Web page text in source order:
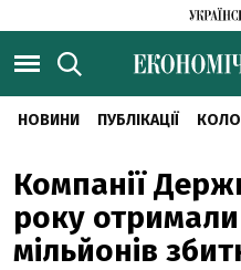
НОВИНИ ПУБЛІКАЦІЇ
Компанії
року
мільйонів